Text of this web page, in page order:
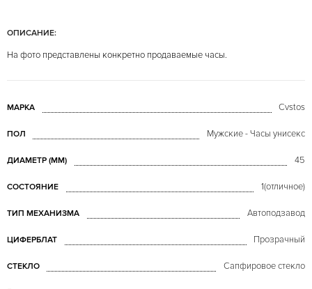
ОПИСАНИЕ:
На фото представлены конкретно продаваемые часы.
МАРКА Cvstos
ПОЛ Мужские - Часы унисекс
ДИАМЕТР (MM) 45
СОСТОЯНИЕ 1(отличное)
ТИП МЕХАНИЗМА Автоподзавод
ЦИФЕРБЛАТ Прозрачный
СТЕКЛО Сапфировое стекло